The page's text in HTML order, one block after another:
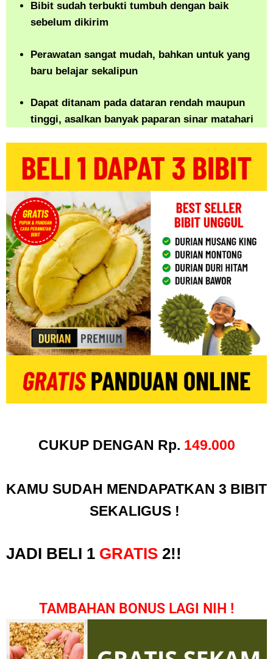
Bibit sudah terbukti tumbuh dengan baik
sebelum dikirim
Perawatan sangat mudah, bahkan untuk yang
baru belajar sekalipun
Dapat ditanam pada dataran rendah maupun
tinggi, asalkan banyak paparan sinar matahari
CUKUP DENGAN Rp. 149.000
KAMU SUDAH MENDAPATKAN 3 BIBIT
SEKALIGUS !
JADI BELI 1 GRATIS 2!!
TAMBAHAN BONUS LAGI NIH !